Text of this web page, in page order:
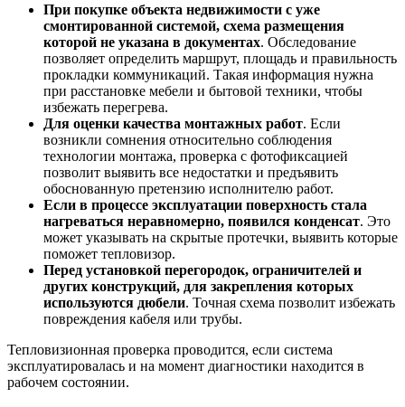
При покупке объекта недвижимости с уже
смонтированной системой, схема размещения
которой не указана в документах. Обследование
позволяет определить маршрут, площадь и правильность
прокладки коммуникаций. Такая информация нужна
при расстановке мебели и бытовой техники, чтобы
избежать перегрева.
Для оценки качества монтажных работ. Если
возникли сомнения относительно соблюдения
технологии монтажа, проверка с фотофиксацией
позволит выявить все недостатки и предъявить
обоснованную претензию исполнителю работ.
Если в процессе эксплуатации поверхность стала
нагреваться неравномерно, появился конденсат. Это
может указывать на скрытые протечки, выявить которые
поможет тепловизор.
Перед установкой перегородок, ограничителей и
других конструкций, для закрепления которых
используются дюбели. Точная схема позволит избежать
повреждения кабеля или трубы.
Тепловизионная проверка проводится, если система
эксплуатировалась и на момент диагностики находится в
рабочем состоянии.